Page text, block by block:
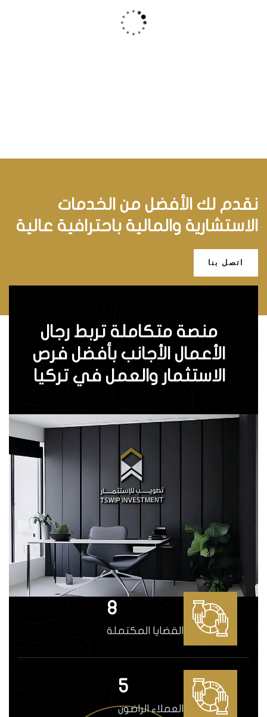
تسجيل العلامات التجارية
نقدم لك الأفضل من الخدمات
الاستشارية والمالية باحترافية عالية
اتصل بنا
منصة متكاملة تربط رجال
الأعمال الأجانب بأفضل فرص
الاستثمار والعمل في تركيا
8
القضايا المكتملة
5
العملاء الراضون